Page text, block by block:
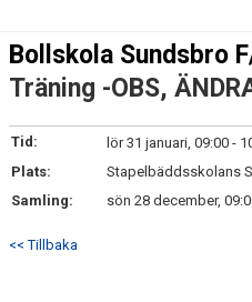
TRUPPEN
BILDGALLERI
DOKUMENT
Bollskola Sundsbro
Träning -OBS,
Tid:
lör 31 januari, 09:00 -
Plats:
Stapelbäddsskolans
Samling:
sön 28 december,
<< Tillbaka